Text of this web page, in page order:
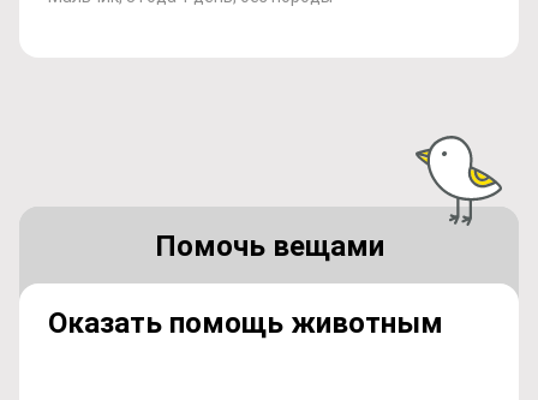
Оказать помощь животным
Помочь вещами